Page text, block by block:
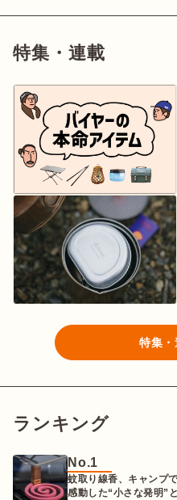
特集・連載
特集・
ランキング
No.1
蚊取り線香、キャンプ
感動した“小さな発明”
how to
ログイ
マガジン